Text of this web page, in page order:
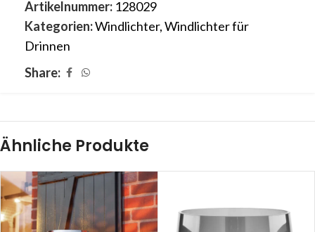
Artikelnummer: 128029
Kategorien:Windlichter,Windlichter für
Drinnen
Share:
Ähnliche Produkte